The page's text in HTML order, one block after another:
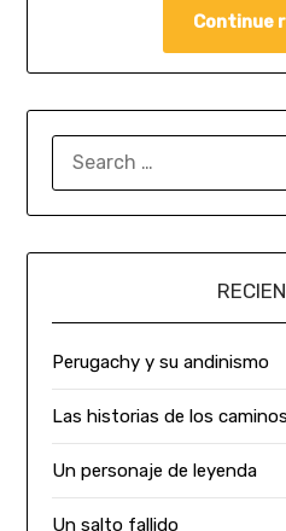
Continue
Perugachy y su andinismo
Las historias de los
Un personaje de leyenda
Un salto fallido